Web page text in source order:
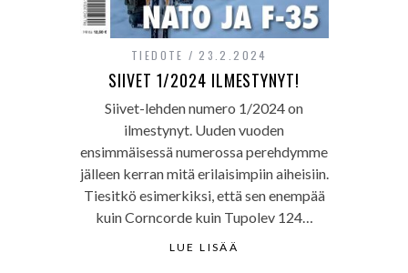
TIEDOTE 23.2.2024
SIIVET 1/2024 ILMESTYNYT!
Siivet-lehden numero 1/2024 on
ilmestynyt. Uuden vuoden
ensimmäisessä numerossa perehdymme
jälleen kerran mitä erilaisimpiin aiheisiin.
Tiesitkö esimerkiksi, että sen enempää
kuin Corncorde kuin Tupolev 124…
LUE LISÄÄ